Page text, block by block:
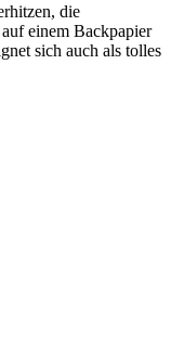
die
einem Backpapier
sich auch als tolles